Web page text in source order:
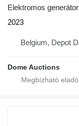
Elektromos
2023
Belgium, Depot
Dome Auctions